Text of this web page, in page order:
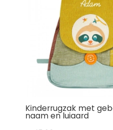
Kinderrugzak met
naam en luiaard